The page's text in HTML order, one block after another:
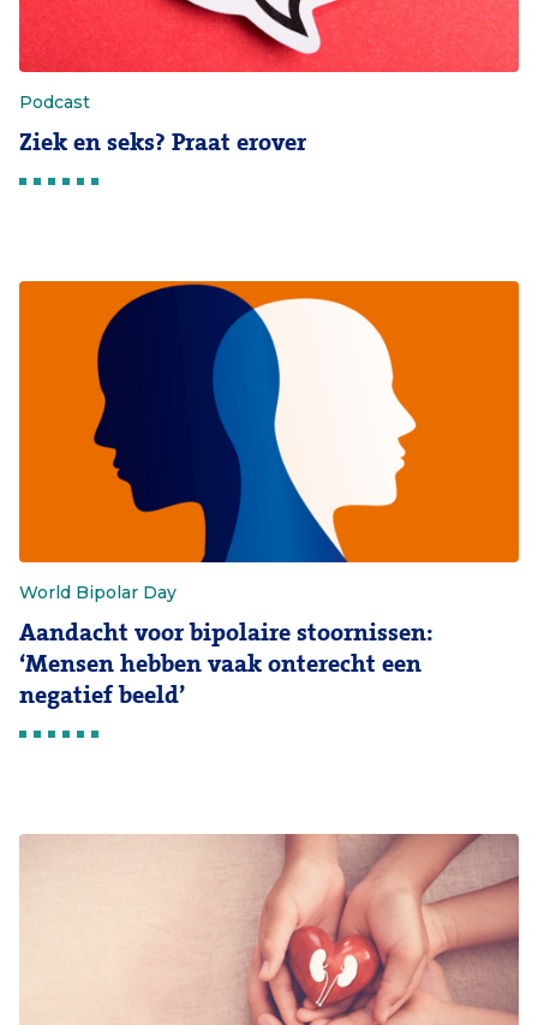
Podcast
Ziek en seks? Praat erover
World Bipolar Day
Aandacht voor bipolaire stoornissen:
‘Mensen hebben vaak onterecht een
negatief beeld’